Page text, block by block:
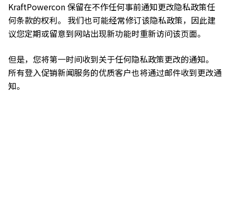
KraftPowercon 保留在不作任何事前通知更改隐私政策任
何条款的权利。 我们也可能经常修订该隐私政策，因此建
议您定期或留意到网站出现新功能时重新访问该页面。
但是，您将第一时间收到关于任何隐私政策更改的通知。
所有登入促销新闻服务的优质客户也将通过邮件收到更改通
知。